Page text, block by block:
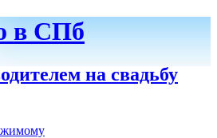
в СПб
на свадьбу